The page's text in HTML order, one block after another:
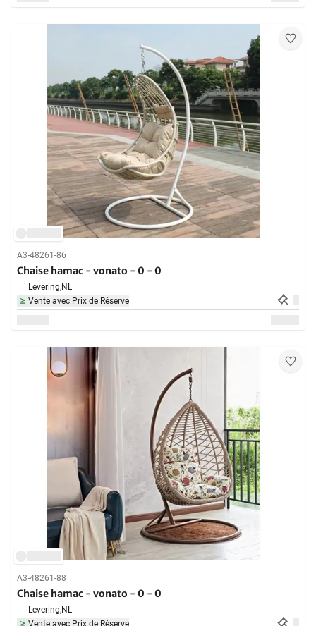
A3-48261-86
Chaise hamac - vonato - 0 - 0
Levering,NL
Vente avec Prix de Réserve
A3-48261-88
Chaise hamac - vonato - 0 - 0
Levering,NL